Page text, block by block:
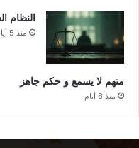
النظام
منذ 5 أيام
متهم لا يسمع و حكم جاهز
منذ 6 أيام